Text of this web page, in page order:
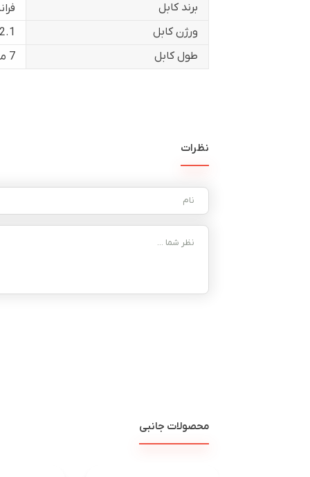
برند کابل
ورژن کابل
2.1
طول کابل
7 متر
نظرات
محصولات جانبی